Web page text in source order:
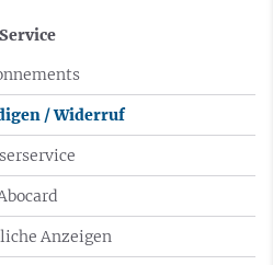
Service
/ Widerruf
Anzeigen